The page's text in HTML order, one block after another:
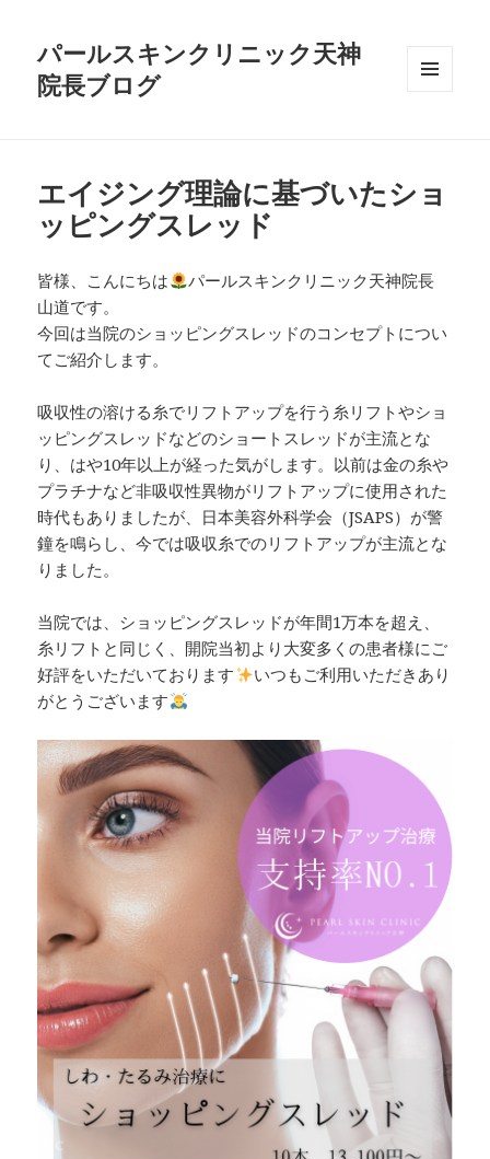
パールスキンクリニック天神
院長ブログ
エイジング理論に基づいたショ
ッピングスレッド
皆様、こんにちは
パールスキンクリニック天神院長
山道です。
今回は当院のショッピングスレッドのコンセプトについ
てご紹介します。
吸収性の溶ける糸でリフトアップを行う糸リフトやショ
ッピングスレッドなどのショートスレッドが主流とな
り、はや10年以上が経った気がします。以前は金の糸や
プラチナなど非吸収性異物がリフトアップに使用された
時代もありましたが、日本美容外科学会（JSAPS）が警
鐘を鳴らし、今では吸収糸でのリフトアップが主流とな
りました。
当院では、ショッピングスレッドが年間1万本を超え、
糸リフトと同じく、開院当初より大変多くの患者様にご
好評をいただいております
いつもご利用いただきあり
がとうございます